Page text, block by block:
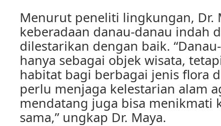
Menurut peneliti lingkungan, Dr.
keberadaan danau-danau indah
dilestarikan dengan baik.
hanya sebagai objek wisata,
habitat bagi berbagai jenis flora
perlu menjaga kelestarian alam
mendatang juga bisa menikmati
sama,” ungkap Dr. Maya.